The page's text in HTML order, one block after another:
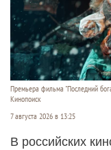
Премьера фильма "Последний
Кинопоиск
7 августа 2026 в 13:25
В российских